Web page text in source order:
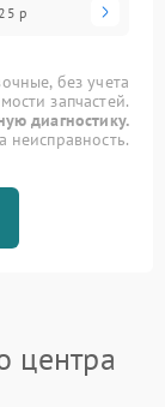
р
без учета
запчастей.
диагностику.
центра